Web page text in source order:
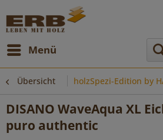
Menü
Übersicht holzSpezi-Edition by
DISANO WaveAqua XL
puro authentic